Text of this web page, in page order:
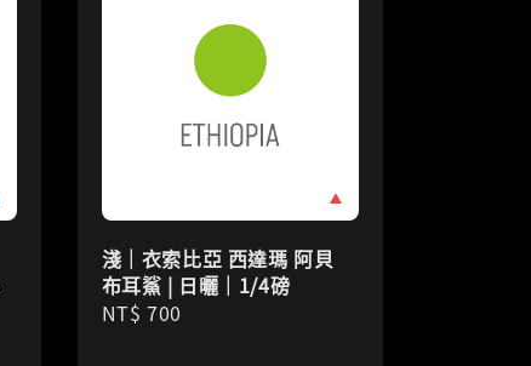
淺｜衣索比亞 西達瑪 阿貝
布耳鯊 | 日曬｜1/4磅
Regular
NT$ 700